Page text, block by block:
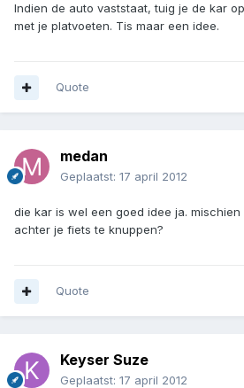
Indien de auto vaststaat, tuig je de kar
met je platvoeten. Tis maar een idee.
Quote
medan
Geplaatst: 17 april 2012
die kar is wel een goed idee ja. mischien
achter je fiets te knuppen?
Quote
Keyser Suze
Geplaatst: 17 april 2012